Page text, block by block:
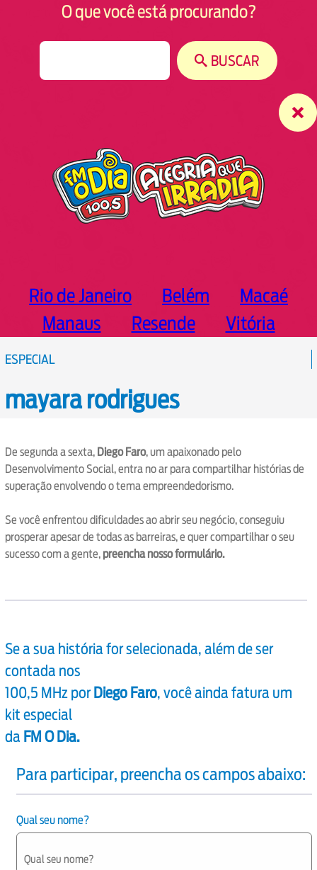
O que você está procurando?
BUSCAR
Rio de Janeiro Belém
Macaé
Manaus
Resende Vitória
ESPECIAL
mayara rodrigues
De segunda a sexta, Diego Faro, um apaixonado pelo
Desenvolvimento Social, entra no ar para compartilhar histórias de
superação envolvendo o tema empreendedorismo.
Se você enfrentou dificuldades ao abrir seu negócio, conseguiu
prosperar apesar de todas as barreiras, e quer compartilhar o seu
sucesso com a gente, preencha nosso formulário.
Se a sua história for selecionada, além de ser
contada nos
100,5 MHz porDiego Faro, você ainda fatura um
kit especial
da FM O Dia.
Para participar, preencha os campos abaixo:
Qual seu nome?